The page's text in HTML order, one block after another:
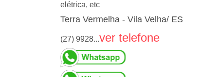
elétrica, etc
Terra Vermelha - Vila Velha/ ES
(27) 9928...ver telefone